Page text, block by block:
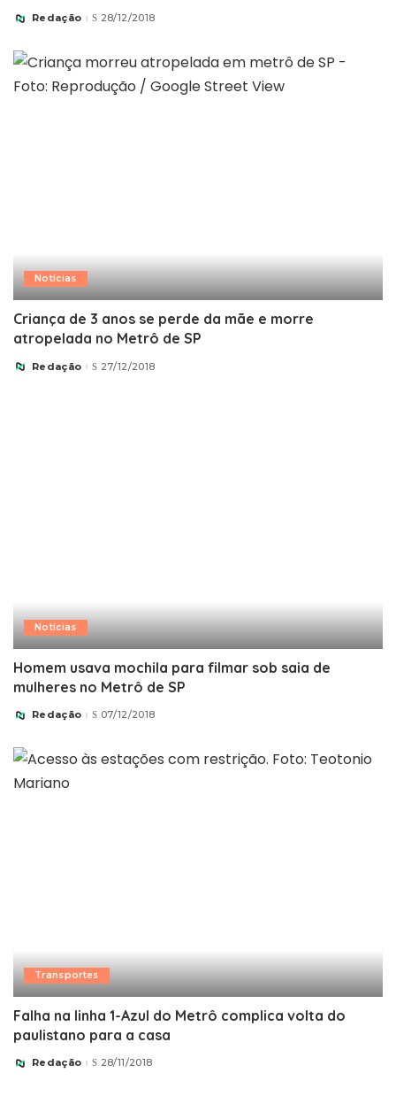
Posted
Redação 28/12/2018
Notícias
Criança de 3 anos se perde da mãe e morre
atropelada no Metrô de SP
Posted
Redação 27/12/2018
Notícias
Homem usava mochila para filmar sob saia de
mulheres no Metrô de SP
Posted
Redação 07/12/2018
Transportes
Falha na linha 1-Azul do Metrô complica volta do
paulistano para a casa
Posted
Redação 28/11/2018